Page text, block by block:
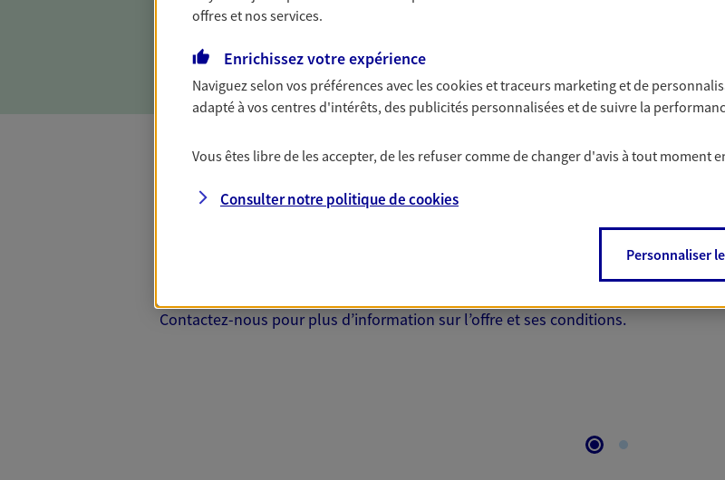
et protégez vos proches en cas d'accident, d'invalidité,
Complémentaire Santé
Et si préserver votre budget, c’était aussi prendre soin de votre santé ? Avec le
Contactez-nous pour plus d’information sur l’offre et ses conditions.
offres et nos services.
Enrichissez votre expérience
Naviguez selon vos préférences avec lescookies et traceurs marketing et de
adapté à vos centres d'intérêts, des publicités personnalisées et de suivre la
Vous êtes libre de les accepter, de les refuser comme de changer d'avis à tout moment
Consulter notre politique decookies
Personnaliser